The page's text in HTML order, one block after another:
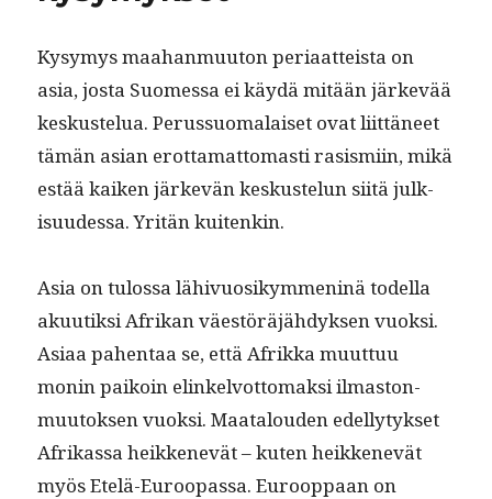
Kysymys maa­han­muu­ton peri­aat­teista on
asia, jos­ta Suomes­sa ei käy­dä mitään järkevää
keskustelua. Perus­suo­ma­laiset ovat liit­täneet
tämän asian erot­ta­mat­tomasti rasis­mi­in, mikä
estää kaiken järkevän keskustelun siitä julk­
isu­udessa. Yritän kuitenkin.
Asia on tulos­sa lähivu­osikym­meninä todel­la
akuu­tik­si Afrikan väestöräjähdyk­sen vuok­si.
Asi­aa pahen­taa se, että Afrik­ka muut­tuu
monin paikoin elinkelvot­tomak­si ilmas­ton­
muu­tok­sen vuok­si. Maat­alouden edel­ly­tyk­set
Afrikas­sa heikkenevät – kuten heikkenevät
myös Etelä-Euroopas­sa. Euroop­paan on